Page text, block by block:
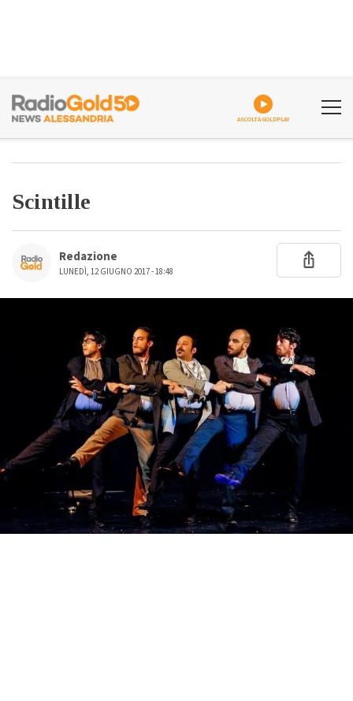
ASCOLTA GOLDPLAY
Scintille
Redazione
LUNEDÌ, 12 GIUGNO 2017 - 18:48